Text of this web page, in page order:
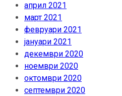
април 2021
март 2021
февруари 2021
јануари 2021
декември 2020
ноември 2020
октомври 2020
септември 2020